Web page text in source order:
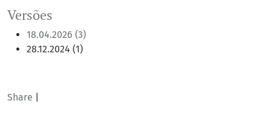
Versões
18.04.2026 (3)
28.12.2024 (1)
Share